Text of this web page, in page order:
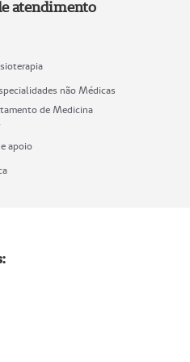
atendimento
não Médicas
de Medicina
apoio